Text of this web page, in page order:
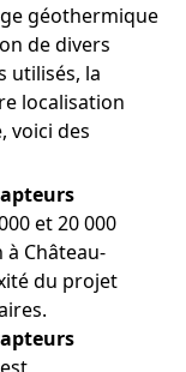
géothermique
de divers
utilisés, la
localisation
voici des
et 20 000
Château-
du projet